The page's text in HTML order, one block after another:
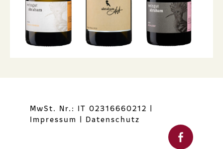
MwSt. Nr.: IT 02316660212 |
Impressum | Datenschutz